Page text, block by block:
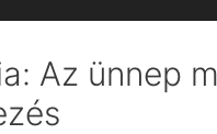
Az ünnep